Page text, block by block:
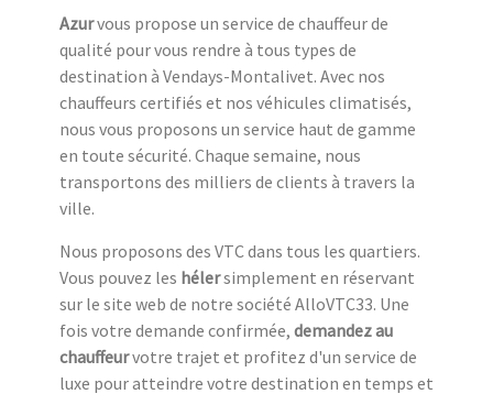
Azurvous propose un service de chauffeur de
qualité pour vous rendre à tous types de
destination à Vendays-Montalivet. Avec nos
chauffeurs certifiés et nos véhicules climatisés,
nous vous proposons un service haut de gamme
en toute sécurité. Chaque semaine, nous
transportons des milliers de clients à travers la
ville.
Nous proposons des VTC dans tous les quartiers.
Vous pouvez les hélersimplement en réservant
sur le site web de notre société AlloVTC33. Une
fois votre demande confirmée, demandez au
chauffeurvotre trajet et profitez d'un service de
luxe pour atteindre votre destination en temps et